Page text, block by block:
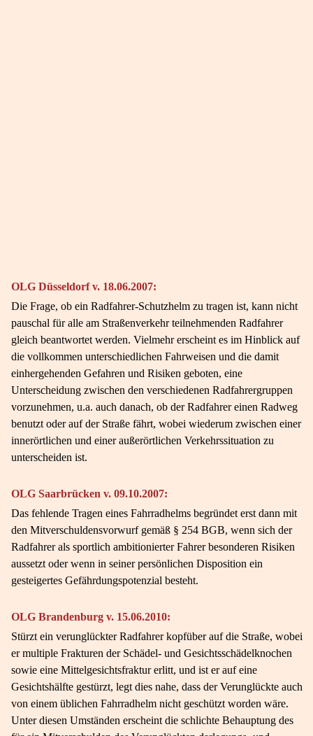
OLG Düsseldorf v. 18.06.2007:
Die Frage, ob ein Radfahrer-Schutzhelm zu tragen ist, kann nicht
pauschal für alle am Straßenverkehr teilnehmenden Radfahrer
gleich beantwortet werden. Vielmehr erscheint es im Hinblick auf
die vollkommen unterschiedlichen Fahrweisen und die damit
einhergehenden Gefahren und Risiken geboten, eine
Unterscheidung zwischen den verschiedenen Radfahrergruppen
vorzunehmen, u.a. auch danach, ob der Radfahrer einen Radweg
benutzt oder auf der Straße fährt, wobei wiederum zwischen einer
innerörtlichen und einer außerörtlichen Verkehrssituation zu
unterscheiden ist.
OLG Saarbrücken v. 09.10.2007:
Das fehlende Tragen eines Fahrradhelms begründet erst dann mit
den Mitverschuldensvorwurf gemäß § 254 BGB, wenn sich der
Radfahrer als sportlich ambitionierter Fahrer besonderen Risiken
aussetzt oder wenn in seiner persönlichen Disposition ein
gesteigertes Gefährdungspotenzial besteht.
OLG Brandenburg v. 15.06.2010:
Stürzt ein verunglückter Radfahrer kopfüber auf die Straße, wobei
er multiple Frakturen der Schädel- und Gesichtsschädelknochen
sowie eine Mittelgesichtsfraktur erlitt, und ist er auf eine
Gesichtshälfte gestürzt, legt dies nahe, dass der Verunglückte auch
von einem üblichen Fahrradhelm nicht geschützt worden wäre.
Unter diesen Umständen erscheint die schlichte Behauptung des